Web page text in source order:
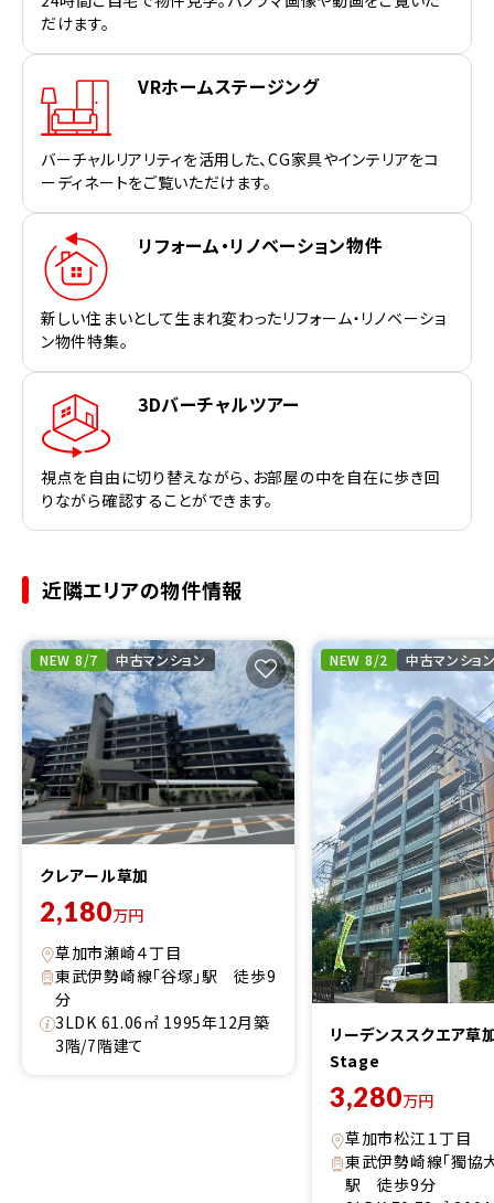
だけます。
VRホームステージング
バーチャルリアリティを活用した、CG家具やインテリアをコ
ーディネートをご覧いただけます。
リフォーム・リノベーション物件
新しい住まいとして生まれ変わったリフォーム・リノベーショ
ン物件特集。
3Dバーチャルツアー
視点を自由に切り替えながら、お部屋の中を自在に歩き回
りながら確認することができます。
近隣エリアの物件情報
NEW 8/7 中古マンション
クレアール草加
2,180万円
草加市瀬崎４丁目
東武伊勢崎線「谷塚」駅 徒歩9
分
3LDK 61.06㎡ 1995年12月築
3階/7階建て
NEW 8/2 中古マンショ
リーデンススクエア草
Stage
3,280万円
草加市松江１丁目
東武伊勢崎線「獨協
駅 徒歩9分